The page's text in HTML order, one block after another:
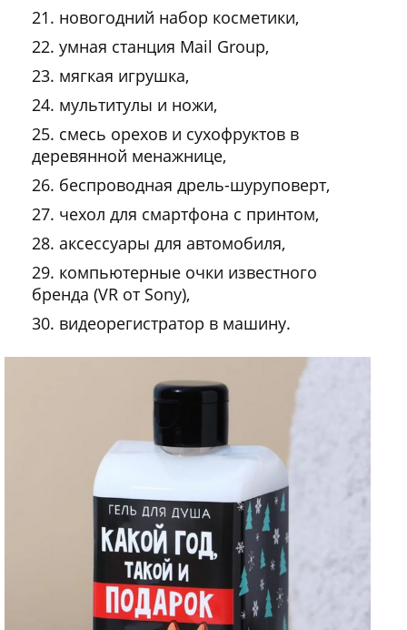
новогодний набор косметики,
умная станция Mail Group,
мягкая игрушка,
мультитулы и ножи,
смесь орехов и сухофруктов в
деревянной менажнице,
беспроводная дрель-шуруповерт,
чехол для смартфона с принтом,
аксессуары для автомобиля,
компьютерные очки известного
бренда (VR от Sony),
видеорегистратор в машину.